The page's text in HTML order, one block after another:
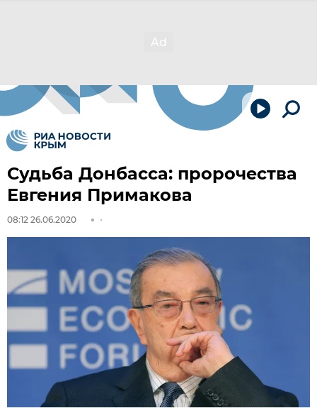
Судьба Донбасса: пророчества
Евгения Примакова
08:12 26.06.2020